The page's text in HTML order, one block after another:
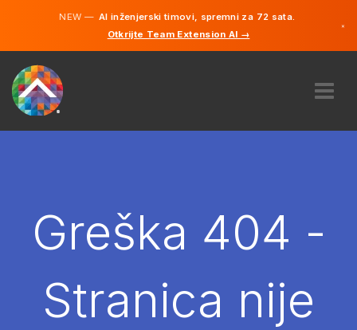
NEW —AI inženjerski timovi, spremni za 72 sata.
Otkrijte Team Extension AI →
×
NAJAMGreška 404 -
Stranica nije